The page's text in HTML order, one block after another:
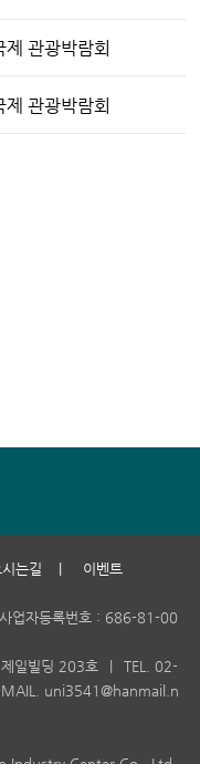
관광박람회
관광박람회
는길 이벤트
사업자등록번호 : 686-81-00
일빌딩 203호
TEL. 02-
MAIL. uni3541@hanmail.n